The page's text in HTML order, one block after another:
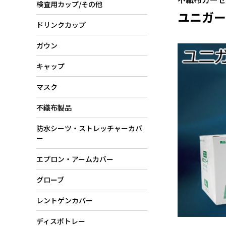
検査用カップ/その他
ドリンクカップ
ガウン
キャップ
マスク
不織布製品
防水シーツ・ストレッチャーカバ
ー
エプロン・アームカバー
グローブ
レントゲンカバー
ディスポトレー
ユニガ